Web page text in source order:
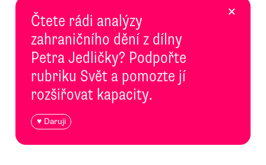
Čtete rádi analýzy
zahraničního dění z dílny
Petra Jedličky? Podpořte
rubriku Svět a pomozte jí
rozšiřovat kapacity.
♥ Daruji
×